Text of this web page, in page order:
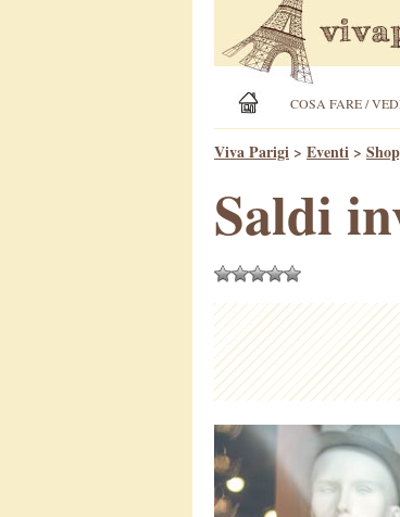
COSA FARE /
Viva Parigi > Eventi >
Saldi